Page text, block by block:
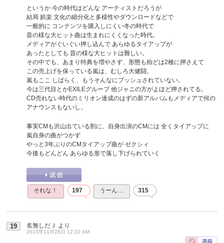
というか 今の時代はどんな アーティストだろうが
結局 娯楽 文化の細分化と多様性やダウンロードなどで
一般的に コンテンツを購入しにくい冬の時代で
昔の様な大ヒット曲は生まれにくくなった時代。
メディアがぐいぐい押し込んで あらゆるタイアップが
あったとしても 昔の様な大ヒットは難しい。
その中でも、あまり特典を増やさず、形態も殆どは2種に押さえて
この売上げを保っている嵐は、むしろ大健闘。
嵐もここ しばらく、もうそんなにプッシュされていない。
今は三代目とかEXILEグループ 他ジャニの方がよほど押されてる。
CD売れない時代のミリオン達成のはずの新アルバムもメディアで何の
アナウンスもないし。
事実CMも沢山出ている割に、自身出演のCMには 全くタイアップに
嵐自身の曲がつかず
やっと3年ぶりのCMタイアップ曲が ゼクシィ
今後もどんどん あらゆる形で落し下げられていく
それな！ 197 うーん… 315
19 名無しだＪ より
2015年11月28日 12:22 AM